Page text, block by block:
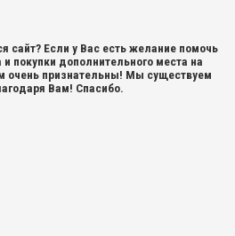
сайт? Если у Вас есть желание помочь
и покупки дополнительного места на
очень признательны! Мы существуем
Вам! Спасибо.